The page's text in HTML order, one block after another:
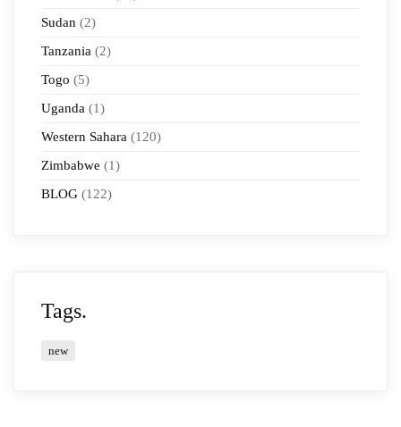
Sudan (2)
Tanzania (2)
Togo (5)
Uganda (1)
Western Sahara (120)
Zimbabwe (1)
BLOG (122)
Tags.
new